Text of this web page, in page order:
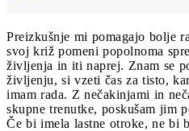
Preizkušnje mi pomagajo bolje
svoj križ pomeni popolnoma
življenja in iti naprej. Znam se
življenju, si vzeti čas za tisto,
imam rada. Z nečakinjami in
skupne trenutke, poskušam jim
Če bi imela lastne otroke, ne bi